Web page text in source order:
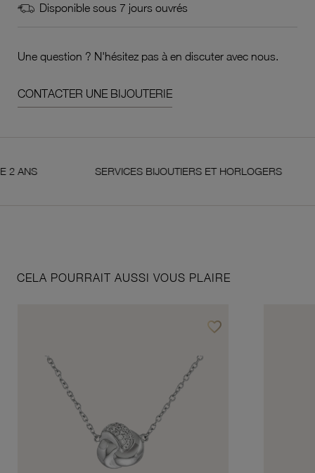
Disponible sous 7 jours ouvrés
Une question ? N'hésitez pas à en discuter avec nous.
CONTACTER UNE BIJOUTERIE
SERVICES BIJOUTIERS ET HORLOGERS
CELA POURRAIT AUSSI VOUS PLAIRE
favorite_borderAjouter à vos favoris